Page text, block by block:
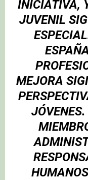
INICIATIVA,
JUVENIL
MEJORA
JÓVENES.